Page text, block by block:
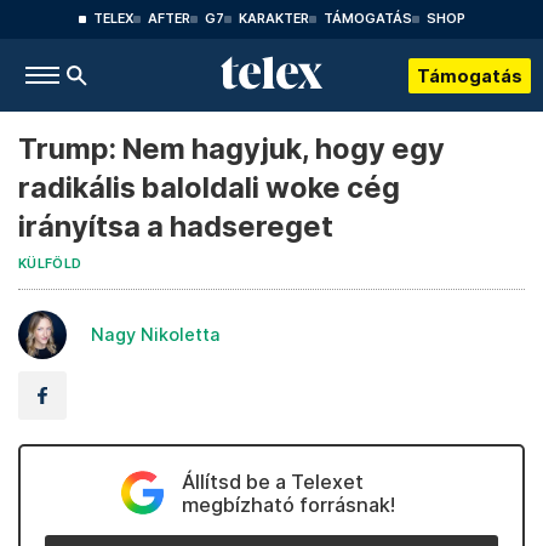
TELEX AFTER G7 KARAKTER TÁMOGATÁS SHOP
Támogatás
Trump: Nem hagyjuk, hogy egy
radikális baloldali woke cég
irányítsa a hadsereget
KÜLFÖLD
Nagy Nikoletta
Állítsd be a Telexet
megbízható forrásnak!